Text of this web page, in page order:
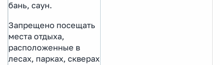
бань, саун.
Запрещено посещать
места отдыха,
расположенные в
лесах, парках, скверах